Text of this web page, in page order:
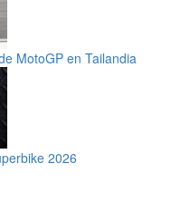
MotoGP en Tailandia
2026